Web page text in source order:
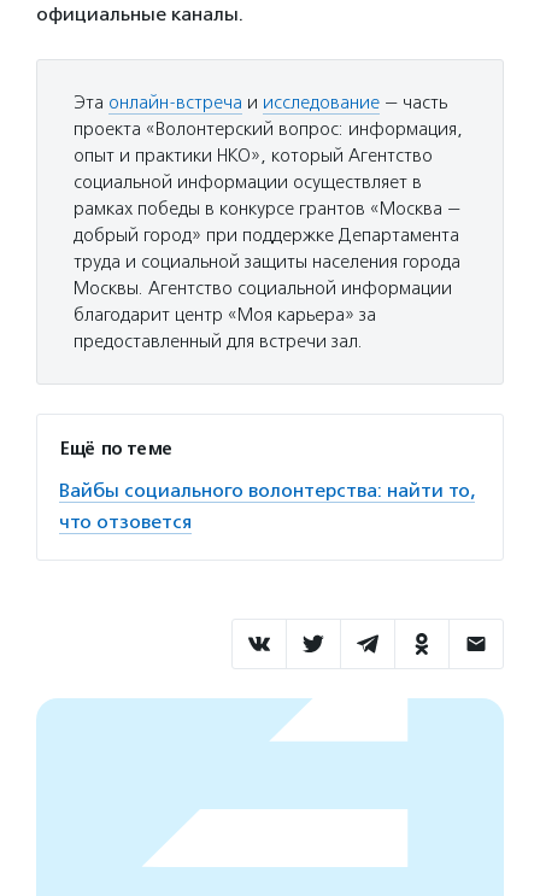
официальные каналы.
Эта онлайн-встреча и исследование — часть
проекта «Волонтерский вопрос: информация,
опыт и практики НКО», который Агентство
социальной информации осуществляет в
рамках победы в конкурсе грантов «Москва —
добрый город» при поддержке Департамента
труда и социальной защиты населения города
Москвы. Агентство социальной информации
благодарит центр «Моя карьера» за
предоставленный для встречи зал.
Ещё по теме
Вайбы социального волонтерства: найти то,
что отзовется